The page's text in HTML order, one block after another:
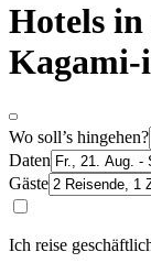
Hotels in
Kagami-
Wo soll’s hingehen?
Daten
Gäste
Ich reise